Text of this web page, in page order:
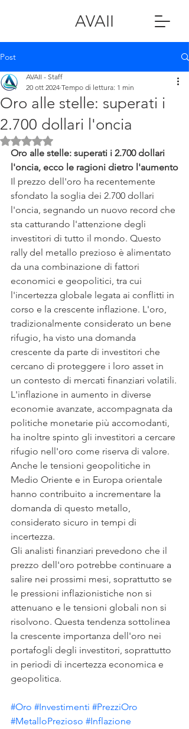
AVAII
Post
Oro alle stelle: superati i
2.700 dollari l'oncia
AVAII - Staff
20 ott 2024 Tempo di lettura: 1 min
Valutazione NaN stelle su 5.
Oro alle stelle: superati i 2.700 dollari
l'oncia, ecco le ragioni dietro l'aumento
Il prezzo dell'oro ha recentemente
sfondato la soglia dei 2.700 dollari
l'oncia, segnando un nuovo record che
sta catturando l'attenzione degli
investitori di tutto il mondo. Questo
rally del metallo prezioso è alimentato
da una combinazione di fattori
economici e geopolitici, tra cui
l'incertezza globale legata ai conflitti in
corso e la crescente inflazione. L'oro,
tradizionalmente considerato un bene
rifugio, ha visto una domanda
crescente da parte di investitori che
cercano di proteggere i loro asset in
un contesto di mercati finanziari volatili.
L'inflazione in aumento in diverse
economie avanzate, accompagnata da
politiche monetarie più accomodanti,
ha inoltre spinto gli investitori a cercare
rifugio nell'oro come riserva di valore.
Anche le tensioni geopolitiche in
Medio Oriente e in Europa orientale
hanno contribuito a incrementare la
domanda di questo metallo,
considerato sicuro in tempi di
incertezza.
Gli analisti finanziari prevedono che il
prezzo dell'oro potrebbe continuare a
salire nei prossimi mesi, soprattutto se
le pressioni inflazionistiche non si
attenuano e le tensioni globali non si
risolvono. Questa tendenza sottolinea
la crescente importanza dell'oro nei
portafogli degli investitori, soprattutto
in periodi di incertezza economica e
geopolitica.
#Oro #Investimenti #PrezziOro
#MetalloPrezioso #Inflazione